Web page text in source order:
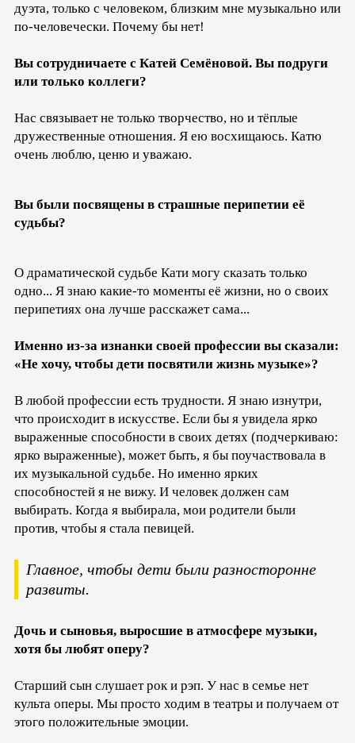
дуэта, только с человеком, близким мне музыкально или
по-человечески. Почему бы нет!
Вы сотрудничаете с Катей Семёновой. Вы подруги
или только коллеги?
Нас связывает не только творчество, но и тёплые
дружественные отношения. Я ею восхищаюсь. Катю
очень люблю, ценю и уважаю.
Вы были посвящены в страшные перипетии её
судьбы?
О драматической судьбе Кати могу сказать только
одно... Я знаю какие-то моменты её жизни, но о своих
перипетиях она лучше расскажет сама...
Именно из-за изнанки своей профессии вы сказали:
«Не хочу, чтобы дети посвятили жизнь музыке»?
В любой профессии есть трудности. Я знаю изнутри,
что происходит в искусстве. Если бы я увидела ярко
выраженные способности в своих детях (подчеркиваю:
ярко выраженные), может быть, я бы поучаствовала в
их музыкальной судьбе. Но именно ярких
способностей я не вижу. И человек должен сам
выбирать. Когда я выбирала, мои родители были
против, чтобы я стала певицей.
Главное, чтобы дети были разносторонне
развиты.
Дочь и сыновья, выросшие в атмосфере музыки,
хотя бы любят оперу?
Старший сын слушает рок и рэп. У нас в семье нет
культа оперы. Мы просто ходим в театры и получаем от
этого положительные эмоции.